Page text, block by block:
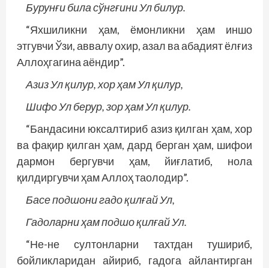
Бурунғи била сўнгғини Ул билур.
“Яхшиликни ҳам, ёмонликни ҳам иншо
этгувчи Ўзи, аввалу охир, азал ва абадият ёлғиз
Аллоҳгагина аёндир”.
Азиз Ул қилур, хор ҳам Ул қилур,
Шифо Ул берур, зор ҳам Ул қилур.
“Бандасини юксалтириб азиз қилган ҳам, хор
ва фақир қилган ҳам, дард берган ҳам, шифои
дармон бергувчи ҳам, йиғлатиб, нола
қилдиргувчи ҳам Аллоҳ таолодир”.
Басе подшони гадо қилғай Ул,
Гадоларни ҳам подшо қилғай Ул.
“Не-не султонларни тахтдан тушириб,
бойликларидан айириб, гадога айлантирган